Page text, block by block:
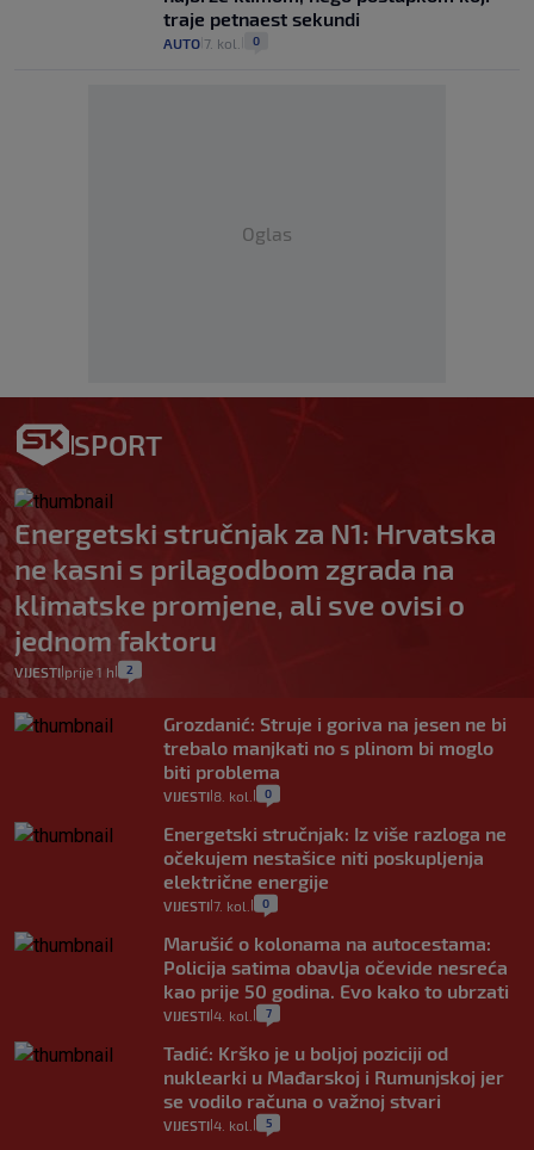
traje petnaest sekundi
AUTO 7. kol. 0
Oglas
SPORT
Energetski stručnjak za N1: Hrvatska
ne kasni s prilagodbom zgrada na
klimatske promjene, ali sve ovisi o
jednom faktoru
VIJESTI prije 1 h 2
Grozdanić: Struje i goriva na jesen ne bi
trebalo manjkati no s plinom bi moglo
biti problema
VIJESTI 8. kol. 0
Energetski stručnjak: Iz više razloga ne
očekujem nestašice niti poskupljenja
električne energije
VIJESTI 7. kol. 0
Marušić o kolonama na autocestama:
Policija satima obavlja očevide nesreća
kao prije 50 godina. Evo kako to ubrzati
VIJESTI 4. kol. 7
Tadić: Krško je u boljoj poziciji od
nuklearki u Mađarskoj i Rumunjskoj jer
se vodilo računa o važnoj stvari
VIJESTI 4. kol. 5